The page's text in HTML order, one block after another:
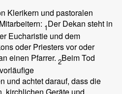
Klerikern und pastoralen
1Der Dekan steht in
Eucharistie und dem
oder Priesters vor oder
einen Pfarrer. 2Beim Tod
und achtet darauf, dass die